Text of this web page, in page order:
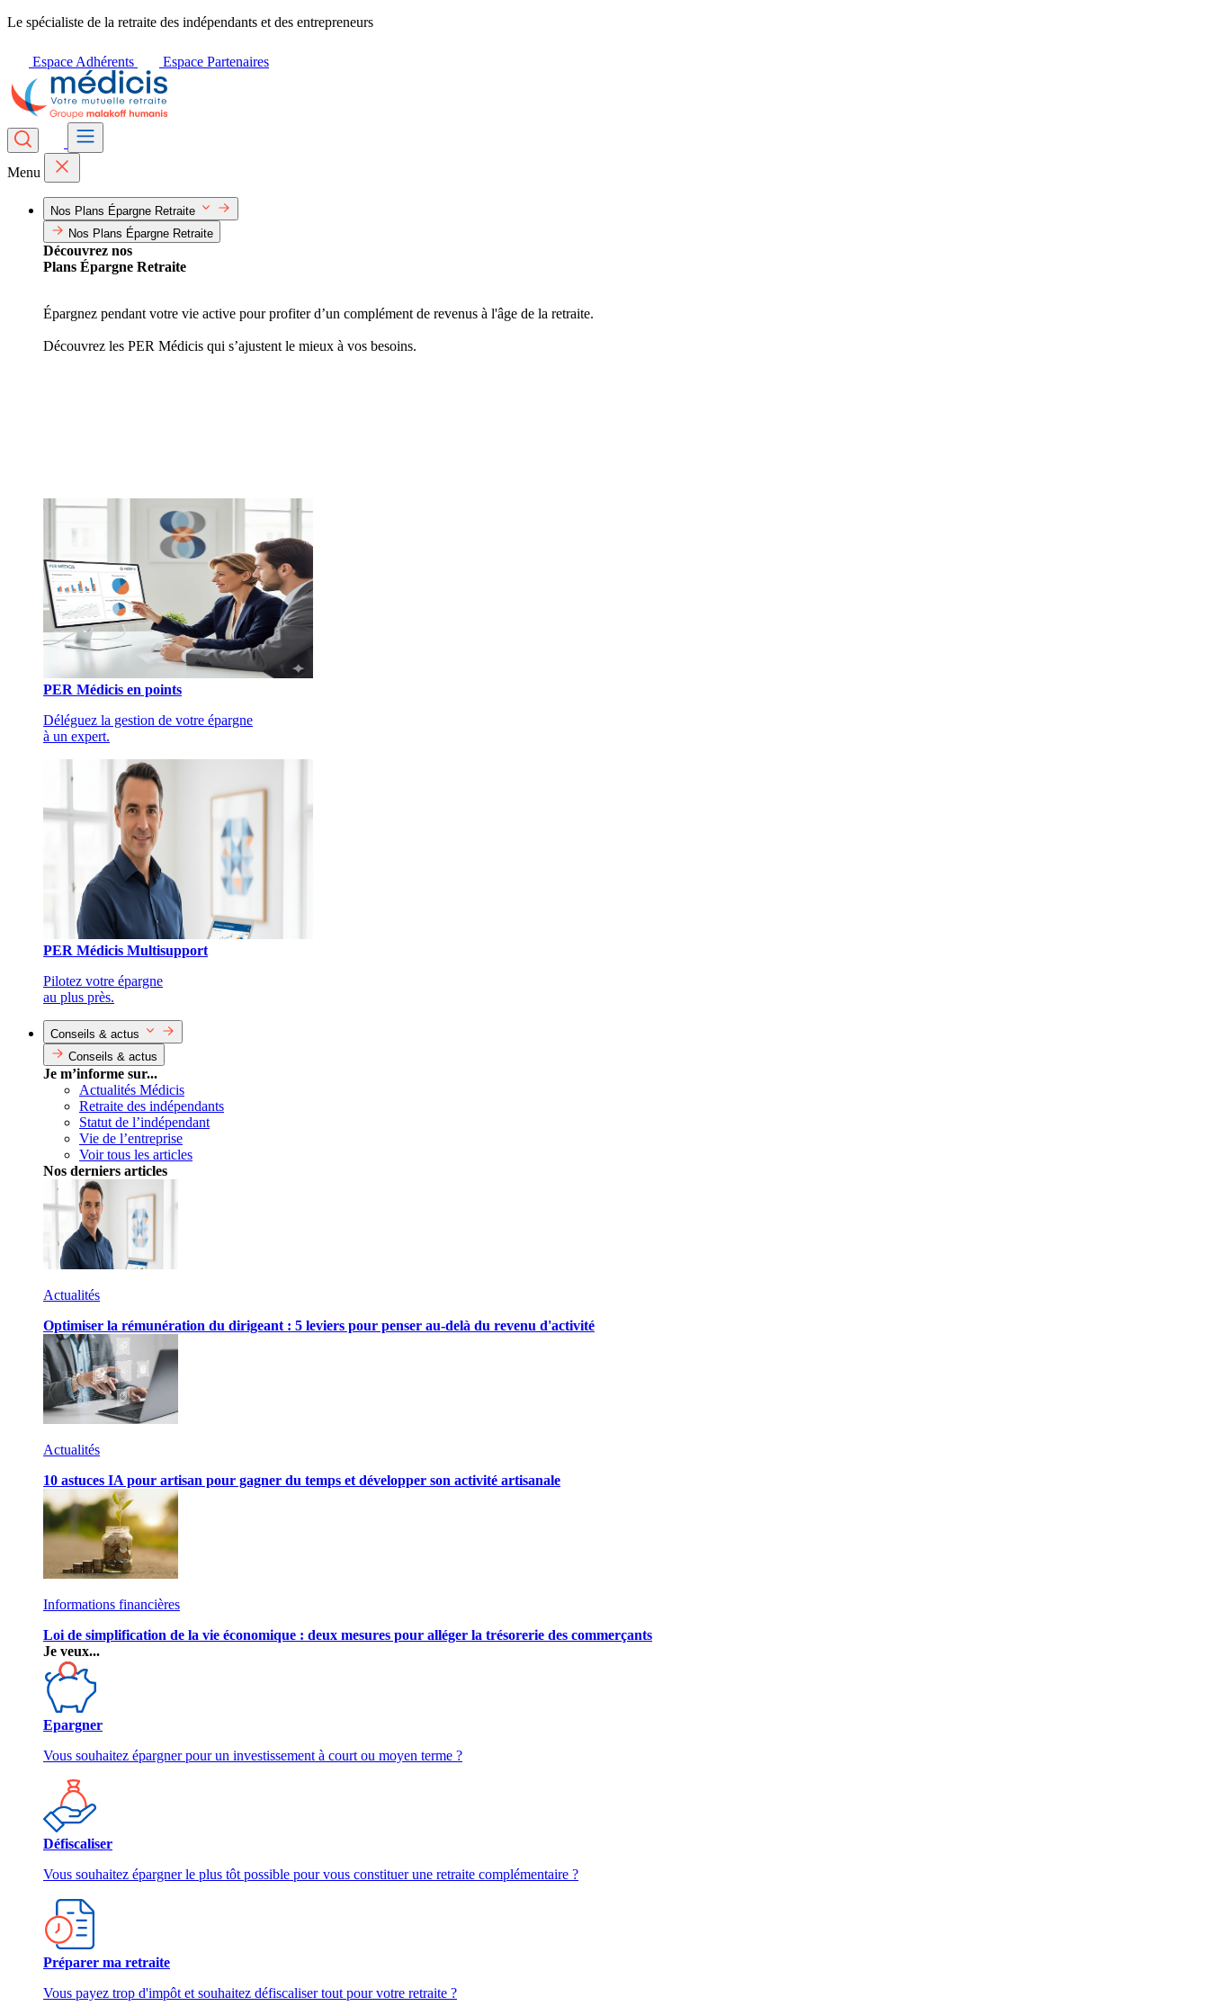
Le spécialiste de la retraite des indépendants et des entrepreneurs
Espace Adhérents Espace Partenaires
Menu
Nos Plans Épargne Retraite
Nos Plans Épargne Retraite
Découvrez nos
Plans Épargne Retraite
Épargnez pendant votre vie active pour profiter d’un complément de revenus à l'âge de la retraite.
Découvrez les PER Médicis qui s’ajustent le mieux à vos besoins.
PER Médicis en points
Déléguez la gestion de votre épargne
à un expert.
PER Médicis Multisupport
Pilotez votre épargne
au plus près.
Conseils & actus
Conseils & actus
Je m’informe sur...
Actualités Médicis
Retraite des indépendants
Statut de l’indépendant
Vie de l’entreprise
Voir tous les articles
Nos derniers articles
Actualités
Optimiser la rémunération du dirigeant : 5 leviers pour penser au-delà du revenu d'activité
Actualités
10 astuces IA pour artisan pour gagner du temps et développer son activité artisanale
Informations financières
Loi de simplification de la vie économique : deux mesures pour alléger la trésorerie des commerçants
Je veux...
Epargner
Vous souhaitez épargner pour un investissement à court ou moyen terme ?
Défiscaliser
Vous souhaitez épargner le plus tôt possible pour vous constituer une retraite complémentaire ?
Préparer ma retraite
Vous payez trop d'impôt et souhaitez défiscaliser tout pour votre retraite ?